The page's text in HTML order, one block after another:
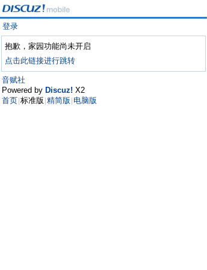
登录
抱歉，家园功能尚未开启
点击此链接进行跳转
音赋社
Powered by Discuz! X2
首页 标准版 精简版 电脑版